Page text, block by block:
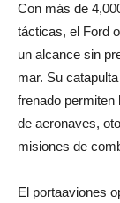
Con más de
tácticas, el Ford
un alcance sin
mar. Su
frenado
de aeronaves,
misiones de
El portaaviones